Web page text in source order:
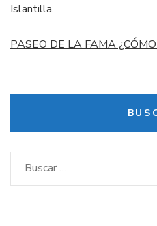
Islantilla.
PASEO DE LA FAMA
Buscar: